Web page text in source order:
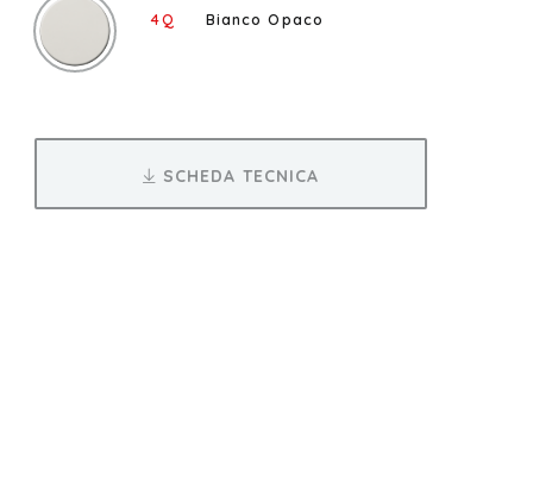
4Q Bianco Opaco
SCHEDA TECNICA